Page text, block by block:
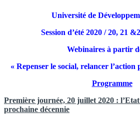
Université de
Session d’été 2020 / 20, 21
Webinaires à partir
« Repenser le social, relancer l’action
Programme
Première journée, 20 juillet 2020 :
prochaine décennie